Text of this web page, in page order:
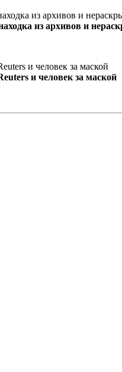
из архивов и
и человек за маской